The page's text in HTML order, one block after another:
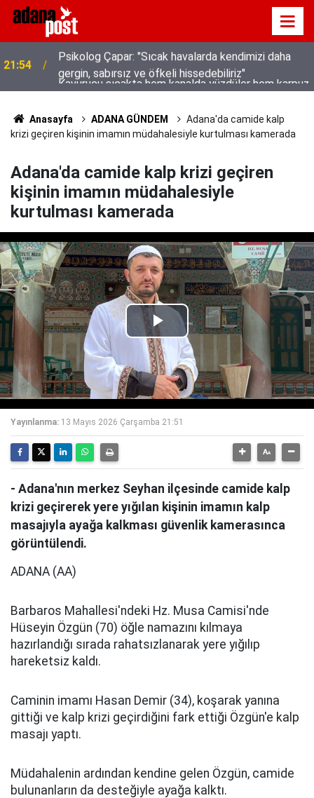
21:49
Kavurucu sıcakta hem kanalda yüzdüler hem karpuz
yediler
Anasayfa ADANA GÜNDEM
Adana'da camide kalp
krizi geçiren kişinin imamın müdahalesiyle kurtulması kamerada
Adana'da camide kalp krizi geçiren
kişinin imamın müdahalesiyle
kurtulması kamerada
Play
Video
Yayınlanma: 13 Mayıs 2026 Çarşamba 21:51
- Adana'nın merkez Seyhan ilçesinde camide kalp
krizi geçirerek yere yığılan kişinin imamın kalp
masajıyla ayağa kalkması güvenlik kamerasınca
görüntülendi.
ADANA (AA)
Barbaros Mahallesi'ndeki Hz. Musa Camisi'nde
Hüseyin Özgün (70) öğle namazını kılmaya
hazırlandığı sırada rahatsızlanarak yere yığılıp
hareketsiz kaldı.
Caminin imamı Hasan Demir (34), koşarak yanına
gittiği ve kalp krizi geçirdiğini fark ettiği Özgün'e kalp
masajı yaptı.
Müdahalenin ardından kendine gelen Özgün, camide
bulunanların da desteğiyle ayağa kalktı.